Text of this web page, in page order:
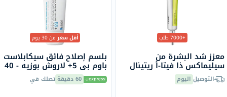
+7000 طلب
معزز شد البشرة من
سيليماكس ذا فيتا-أ ريتينال
شوت، 15 مل
التوصيل اليوم
أقل سعرمن 30 يوم
بلسم إصلاح فائق سيكابلاست
باوم بي 5+ لاروش بوزيه - 40
مل 60 دقيقة تصلك في